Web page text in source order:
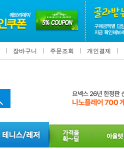
장바구니 주문조회 개인결제